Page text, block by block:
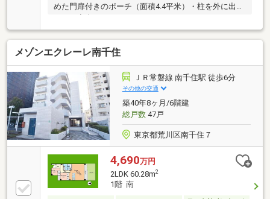
めた門扉付きのポーチ（面積4.4平米）・柱を外に出す
法採用・窓ガラスは複層ガラスを採用・防音や断熱性
優れます・リビングダイニング・洋室・サービスルー
ムは天井高約2600ｍｍで解放感あり・豊富な収納スペ
ース（全居室・リビングダイニングに2か所の物入・
幅のある下足入れ）・室内フルフラットフロア、二重
床二重天井採用・ワイドバルコニーには便利なスロッ
プシンク設置・ペット飼育可能（1住戸2匹まで、飼育
細則有り）
メゾンエクレーレ南千住
ＪＲ常磐線 南千住駅 徒歩6分
その他の交通
築40年8ヶ月/6階建
総戸数47戸
東京都荒川区南千住７
4,690万円
2LDK 60.28m2
1階 南